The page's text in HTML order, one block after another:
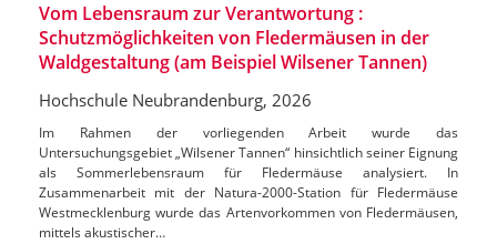
Vom Lebensraum zur Verantwortung :
Schutzmöglichkeiten von Fledermäusen in der
Waldgestaltung (am Beispiel Wilsener Tannen)
Hochschule Neubrandenburg, 2026
Im Rahmen der vorliegenden Arbeit wurde das
Untersuchungsgebiet „Wilsener Tannen“ hinsichtlich seiner Eignung
als Sommerlebensraum für Fledermäuse analysiert. In
Zusammenarbeit mit der Natura-2000-Station für Fledermäuse
Westmecklenburg wurde das Artenvorkommen von Fledermäusen,
mittels akustischer…